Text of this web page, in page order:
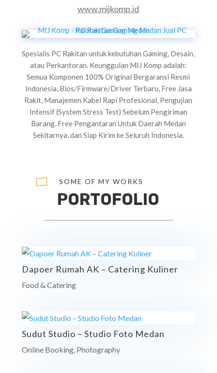
www.mijkomp.id
Spesialis PC Rakitan untuk kebutuhan Gaming, Desain,
atau Perkantoran. Keunggulan MIJ Komp adalah:
Semua Komponen 100% Original Bergaransi Resmi
Indonesia, Bios/Firmware/Driver Terbaru, Free Jasa
Rakit, Manajemen Kabel Rapi Profesional, Pengujian
Intensif (System Stress Test) Sebelum Pengiriman
Barang, Free Pengantaran Untuk Daerah Medan
Sekitarnya, dan Siap Kirim ke Seluruh Indonesia.
m SOME OF MY WORKS
PORTOFOLIO
Dapoer Rumah AK – Catering Kuliner
Food & Catering
Sudut Studio – Studio Foto Medan
Online Booking, Photography